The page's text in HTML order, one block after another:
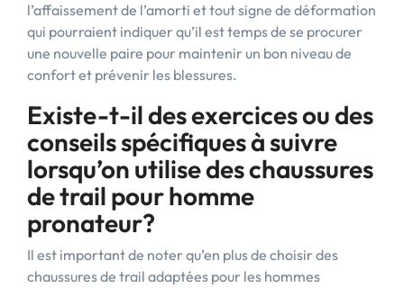
l’affaissement de l’amorti et tout signe de déformation
qui pourraient indiquer qu’il est temps de se procurer
une nouvelle paire pour maintenir un bon niveau de
confort et prévenir les blessures.
Existe-t-il des exercices ou des
conseils spécifiques à suivre
lorsqu’on utilise des chaussures
de trail pour homme
pronateur?
Il est important de noter qu’en plus de choisir des
chaussures de trail adaptées pour les hommes